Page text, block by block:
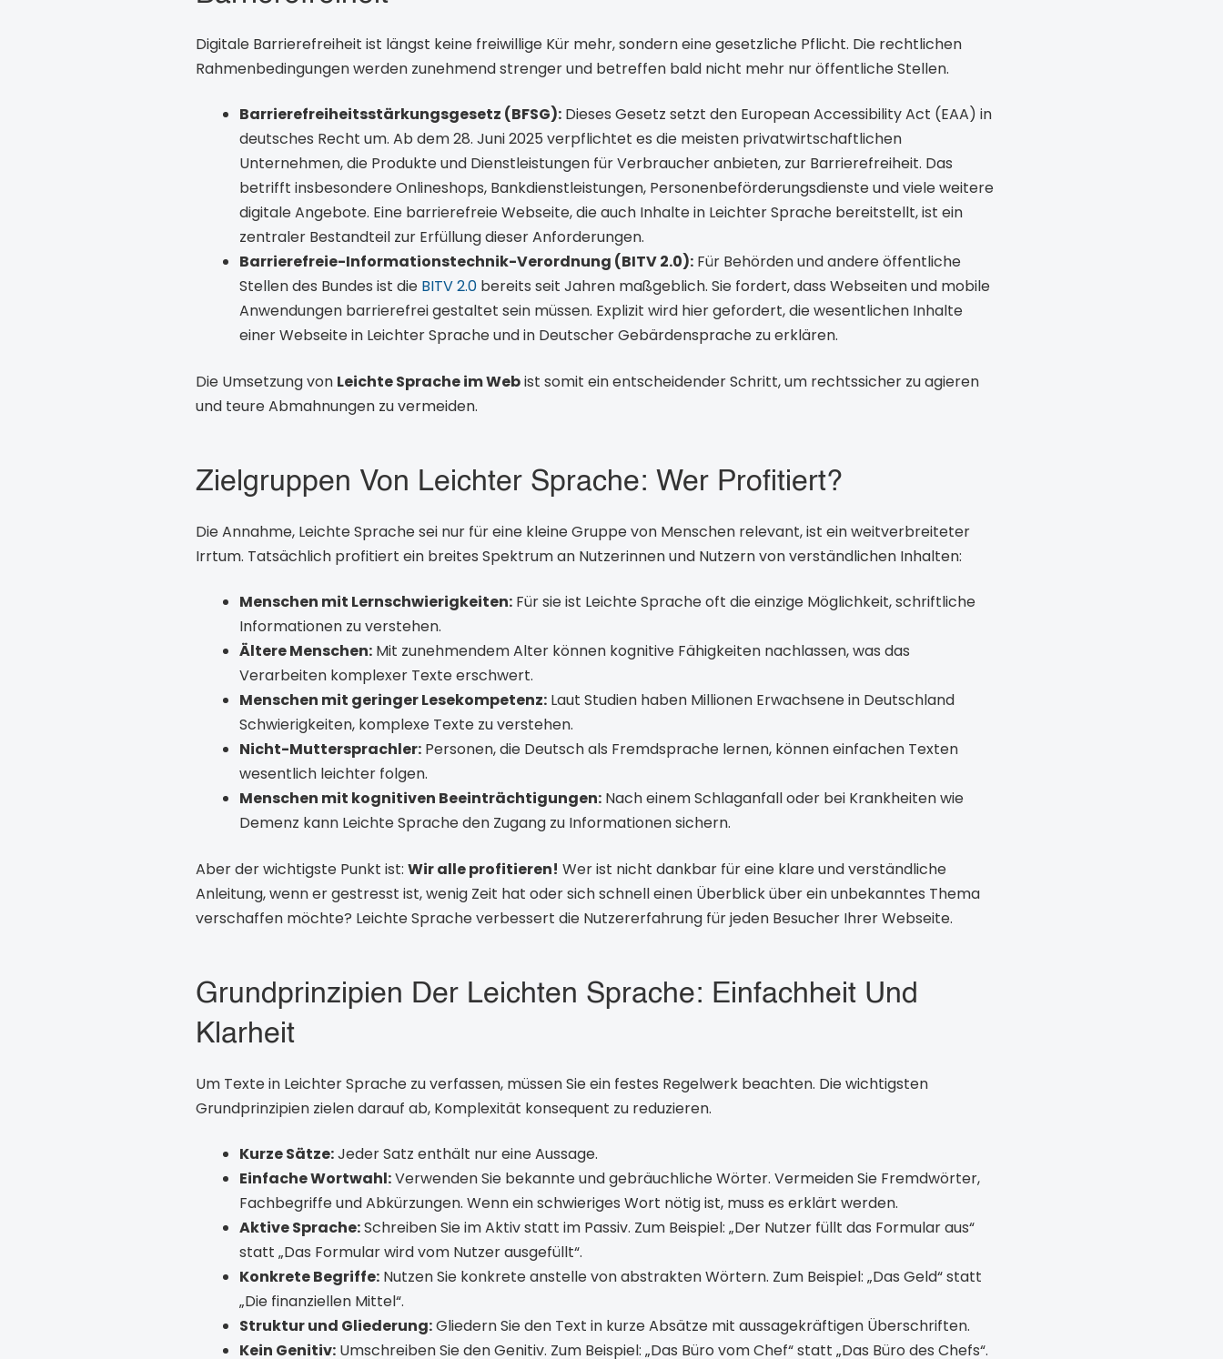
Digitale Barrierefreiheit ist längst keine freiwillige Kür mehr, sondern eine gesetzliche Pflicht. Die rechtlichen
Rahmenbedingungen werden zunehmend strenger und betreffen bald nicht mehr nur öffentliche Stellen.
Barrierefreiheitsstärkungsgesetz (BFSG): Dieses Gesetz setzt den European Accessibility Act (EAA) in
deutsches Recht um. Ab dem 28. Juni 2025 verpflichtet es die meisten privatwirtschaftlichen
Unternehmen, die Produkte und Dienstleistungen für Verbraucher anbieten, zur Barrierefreiheit. Das
betrifft insbesondere Onlineshops, Bankdienstleistungen, Personenbeförderungsdienste und viele weitere
digitale Angebote. Eine barrierefreie Webseite, die auch Inhalte in Leichter Sprache bereitstellt, ist ein
zentraler Bestandteil zur Erfüllung dieser Anforderungen.
Barrierefreie-Informationstechnik-Verordnung (BITV 2.0): Für Behörden und andere öffentliche
Stellen des Bundes ist die BITV 2.0 bereits seit Jahren maßgeblich. Sie fordert, dass Webseiten und mobile
Anwendungen barrierefrei gestaltet sein müssen. Explizit wird hier gefordert, die wesentlichen Inhalte
einer Webseite in Leichter Sprache und in Deutscher Gebärdensprache zu erklären.
Die Umsetzung von Leichte Sprache im Webist somit ein entscheidender Schritt, um rechtssicher zu agieren
und teure Abmahnungen zu vermeiden.
Zielgruppen Von Leichter Sprache: Wer Profitiert?
Die Annahme, Leichte Sprache sei nur für eine kleine Gruppe von Menschen relevant, ist ein weitverbreiteter
Irrtum. Tatsächlich profitiert ein breites Spektrum an Nutzerinnen und Nutzern von verständlichen Inhalten:
Menschen mit Lernschwierigkeiten: Für sie ist Leichte Sprache oft die einzige Möglichkeit, schriftliche
Informationen zu verstehen.
Ältere Menschen: Mit zunehmendem Alter können kognitive Fähigkeiten nachlassen, was das
Verarbeiten komplexer Texte erschwert.
Menschen mit geringer Lesekompetenz: Laut Studien haben Millionen Erwachsene in Deutschland
Schwierigkeiten, komplexe Texte zu verstehen.
Nicht-Muttersprachler: Personen, die Deutsch als Fremdsprache lernen, können einfachen Texten
wesentlich leichter folgen.
Menschen mit kognitiven Beeinträchtigungen: Nach einem Schlaganfall oder bei Krankheiten wie
Demenz kann Leichte Sprache den Zugang zu Informationen sichern.
Aber der wichtigste Punkt ist: Wir alle profitieren! Wer ist nicht dankbar für eine klare und verständliche
Anleitung, wenn er gestresst ist, wenig Zeit hat oder sich schnell einen Überblick über ein unbekanntes Thema
verschaffen möchte? Leichte Sprache verbessert die Nutzererfahrung für jeden Besucher Ihrer Webseite.
Grundprinzipien Der Leichten Sprache: Einfachheit Und
Klarheit
Um Texte in Leichter Sprache zu verfassen, müssen Sie ein festes Regelwerk beachten. Die wichtigsten
Grundprinzipien zielen darauf ab, Komplexität konsequent zu reduzieren.
Kurze Sätze:Jeder Satz enthält nur eine Aussage.
Einfache Wortwahl:Verwenden Sie bekannte und gebräuchliche Wörter. Vermeiden Sie Fremdwörter,
Fachbegriffe und Abkürzungen. Wenn ein schwieriges Wort nötig ist, muss es erklärt werden.
Aktive Sprache:Schreiben Sie im Aktiv statt im Passiv. Zum Beispiel: „Der Nutzer füllt das Formular aus“
statt „Das Formular wird vom Nutzer ausgefüllt“.
Konkrete Begriffe: Nutzen Sie konkrete anstelle von abstrakten Wörtern. Zum Beispiel: „Das Geld“ statt
„Die finanziellen Mittel“.
Struktur und Gliederung:Gliedern Sie den Text in kurze Absätze mit aussagekräftigen Überschriften.
Kein Genitiv: Umschreiben Sie den Genitiv. Zum Beispiel: „Das Büro vom Chef“ statt „Das Büro des Chefs“.